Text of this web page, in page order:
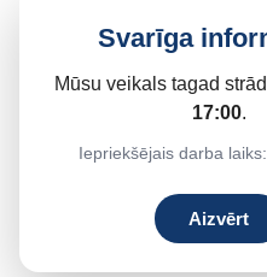
Svarīga
Mūsu veikals tagad
17:00.
Iepriekšējais darba
Aizvērt
EKOFINIERĒTĀS
Sākums / Iekšdurvis